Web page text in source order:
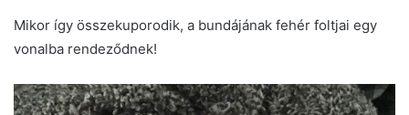
Mikor így összekuporodik, a bundájának fehér foltjai egy
vonalba rendeződnek!